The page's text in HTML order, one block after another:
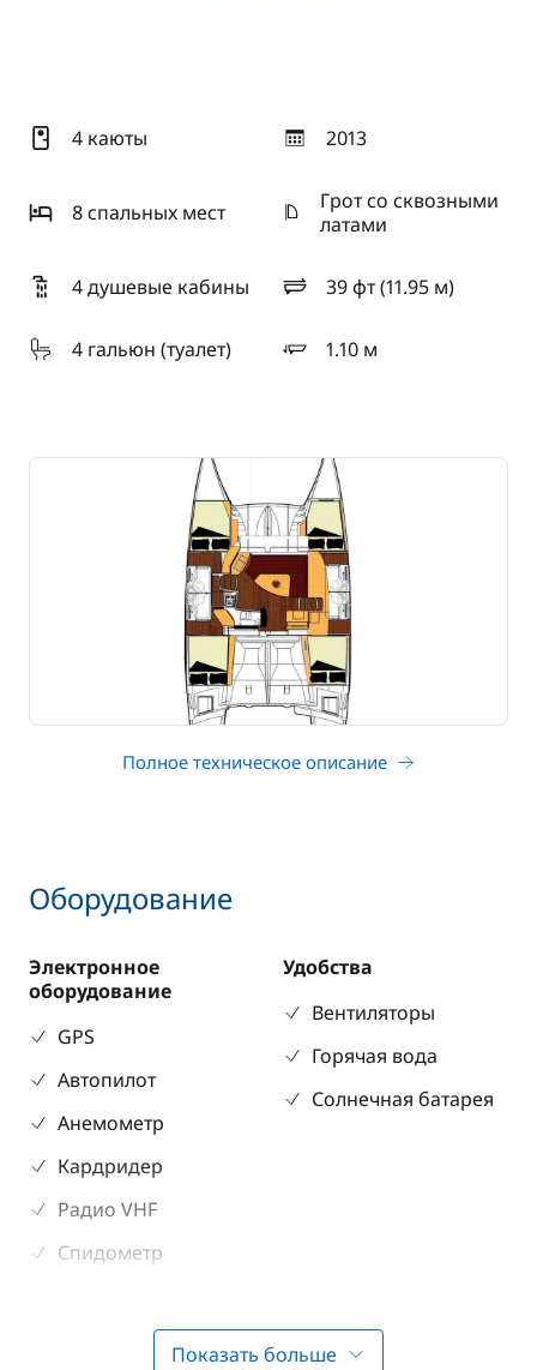
4 каюты 2013
год
8 спальныx мест
Грот со сквозными
латами
4 душевые кабины 39 фт (11.95 м)
длина
4 гальюн (туалет)
1.10 м
осадка
Полное техническое описание
Оборудование
Электронное
оборудование
GPS
Автопилот
Анемометр
Кардридер
Радио VHF
Спидометр
Удобства
Вентиляторы
Горячая вода
Солнечная батарея
Показать больше